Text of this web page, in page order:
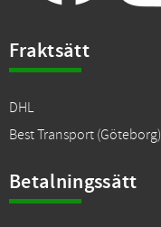
Fraktsätt
DHL
Best Transport (Göteborg)
Betalningssätt